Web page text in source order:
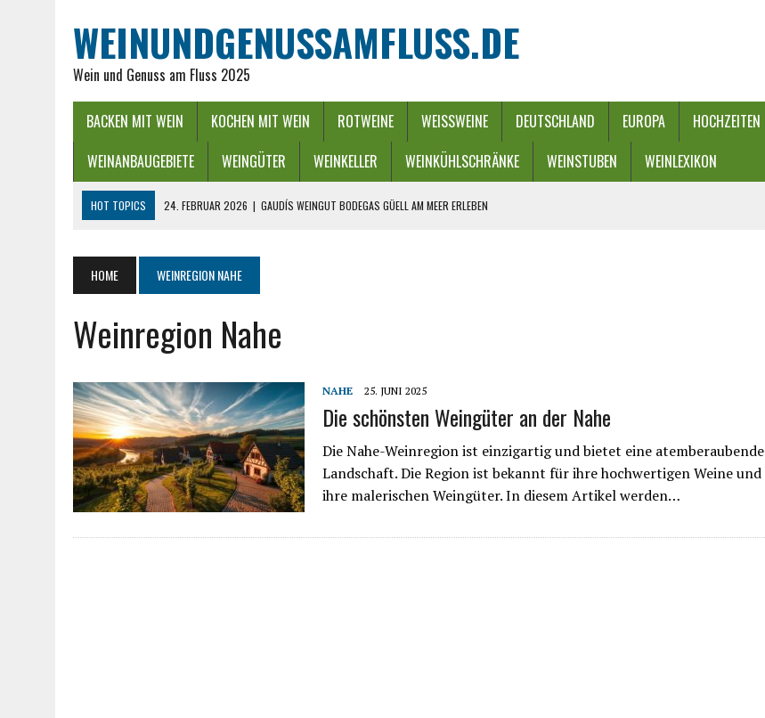
WEINUNDGENUSSAMFLUSS.DE
Wein und Genuss am Fluss 2025
BACKEN MIT WEIN KOCHEN MIT WEIN ROTWEINE WEISSWEINE DEUTSCHLAND EUROPA HOCHZEITEN
WEINANBAUGEBIETE
WEINGÜTER WEINKELLER WEINKÜHLSCHRÄNKE WEINSTUBEN WEINLEXIKON
HOT TOPICS 24. FEBRUAR 2026 | GAUDÍS WEINGUT BODEGAS GÜELL AM MEER ERLEBEN
25. SEPTEMBER 2025 | POWER BEI DER WEINLESE EINFACH ZWISCHENDURCH EINEN ENERGIE-RIEGEL
26. APRIL 2026
HYGIENISCHE PUMPEN IN DER LEBENSMITTELBRANCHE
HOME WEINREGION NAHE
Weinregion Nahe
NAHE 25. JUNI 2025
Die schönsten Weingüter an der Nahe
Die Nahe-Weinregion ist einzigartig und bietet eine atemberaubende
Landschaft. Die Region ist bekannt für ihre hochwertigen Weine und
ihre malerischen Weingüter. In diesem Artikel werden…